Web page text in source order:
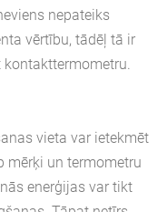
nepateiks
vērtību, tādēļ tā ir
vieta var ietekmēt
mērķi un termometru
enerģijas var tikt